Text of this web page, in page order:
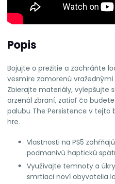
Popis
Bojujte o prežitie a zachráňte
vesmíre zamorenú vražednými
Zbierajte materiály, vylepšujte
arzenál zbraní, zatiaľ čo
palubu The Persistence v tejto
hre.
Vlastnosti na PS5
podmanivú haptickú
Využívajte temnoty a
smrtiaci noví obyvatelia